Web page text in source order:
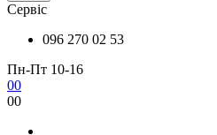
Сервіс
096 270 02 53
Пн-Пт 10-16
00
00